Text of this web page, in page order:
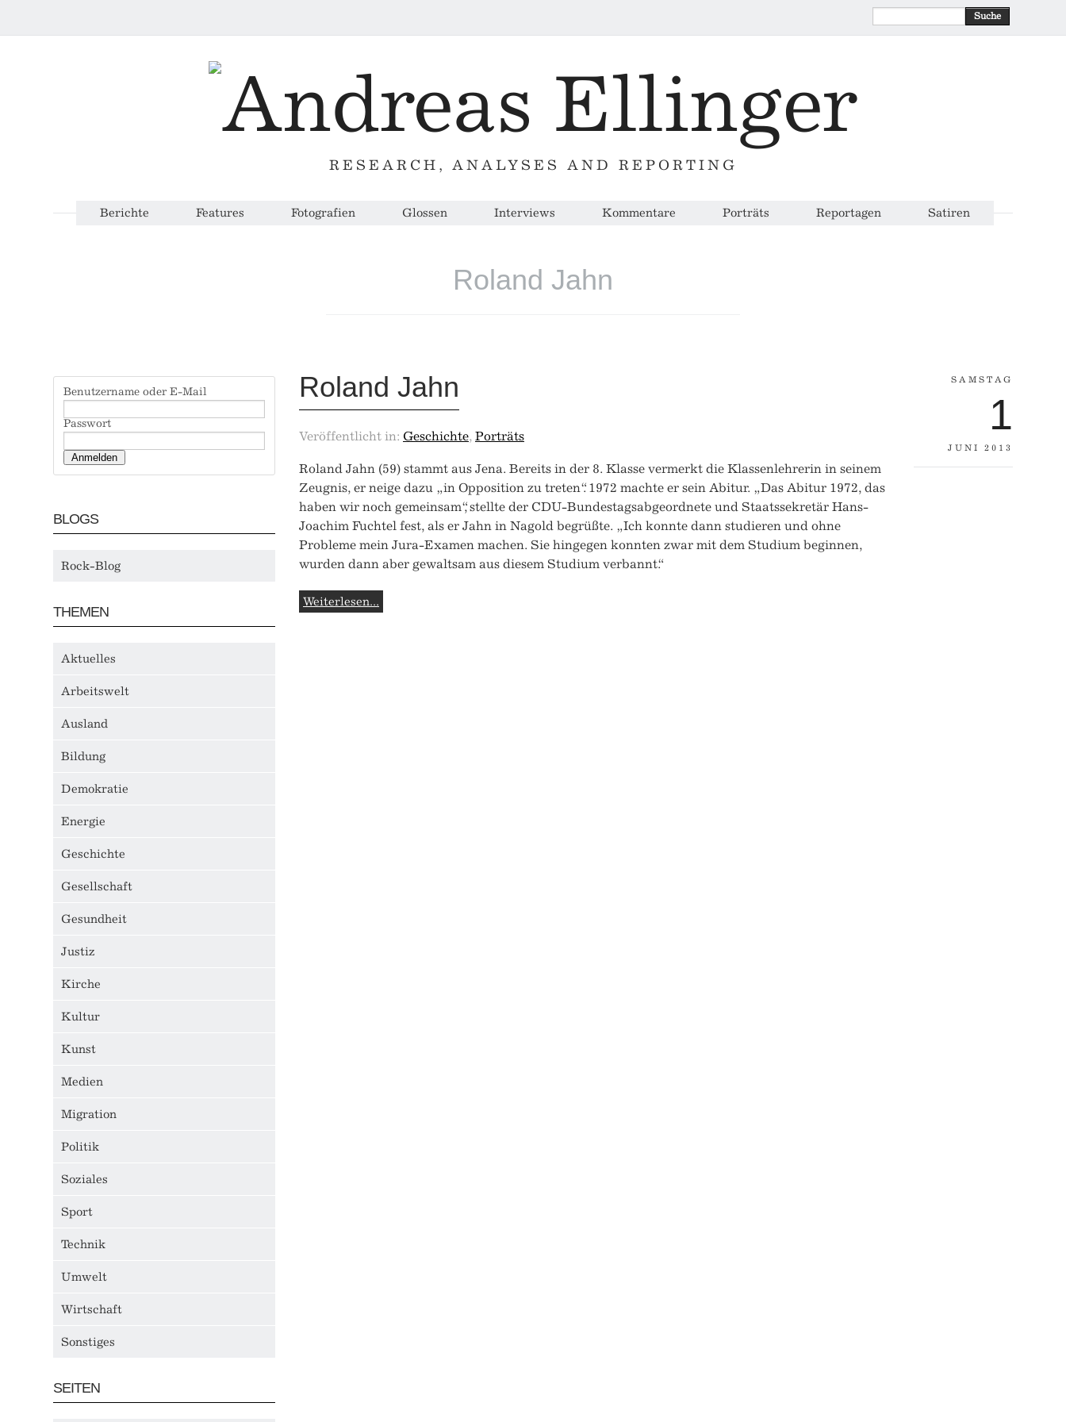
Suche
RESEARCH, ANALYSES AND REPORTING
Berichte Features Fotografien Glossen Interviews Kommentare Porträts Reportagen Satiren
Roland Jahn
Benutzername oder E-Mail
Passwort
BLOGS
Rock-Blog
THEMEN
Aktuelles
Arbeitswelt
Ausland
Bildung
Demokratie
Energie
Geschichte
Gesellschaft
Gesundheit
Justiz
Kirche
Kultur
Kunst
Medien
Migration
Politik
Soziales
Sport
Technik
Umwelt
Wirtschaft
Sonstiges
SEITEN
Roland Jahn
Veröffentlicht in: Geschichte, Porträts
Roland Jahn (59) stammt aus Jena. Bereits in der 8. Klasse vermerkt die Klassenlehrerin in seinem
Zeugnis, er neige dazu „in Opposition zu treten“. 1972 machte er sein Abitur. „Das Abitur 1972, das
haben wir noch gemeinsam“, stellte der CDU-Bundestagsabgeordnete und Staatssekretär Hans-
Joachim Fuchtel fest, als er Jahn in Nagold begrüßte. „Ich konnte dann studieren und ohne
Probleme mein Jura-Examen machen. Sie hingegen konnten zwar mit dem Studium beginnen,
wurden dann aber gewaltsam aus diesem Studium verbannt.“
Weiterlesen...
SAMSTAG
1
JUNI 2013